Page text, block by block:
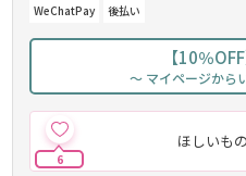
WeChatPay
後払い
【10％
～ マイページから
ほしいも
6